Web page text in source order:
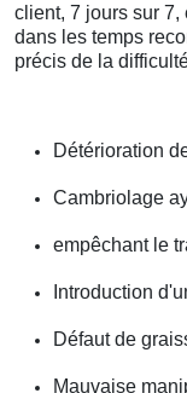
client, 7 jours sur
dans les temps
précis de la
Détérioration
Cambriolage
empêchant le
Introduction
Défaut de
Mauvaise